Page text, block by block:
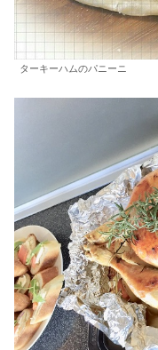
ターキーハムのパニーニ